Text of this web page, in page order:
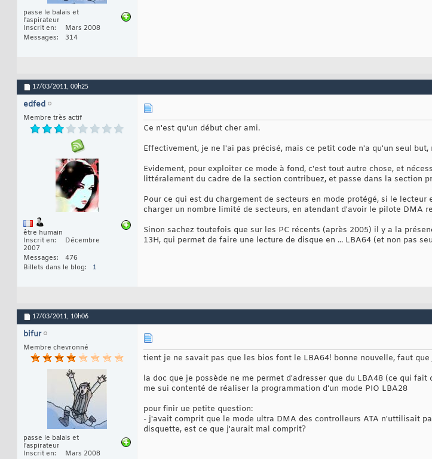
99
100
102
;.avl    =10h
;.db     =40h
;.baseh  =7
passe le balais et
l'aspirateur
Inscrit en
Mars 2008
Messages
314
17/03/2011, 00h25
edfed
Membre très actif
être humain
Inscrit en
Décembre
2007
Messages
476
Billets dans le blog
1
Ce n'est qu'un début cher ami.
Effectivement, je ne l'ai pas précisé, mais ce petit code n'a qu'un seul
Evidement, pour exploiter ce mode à fond, c'est tout autre chose, et
littéralement du cadre de la section contribuez, et passe dans la section
Pour ce qui est du chargement de secteurs en mode protégé, si le
charger un nombre limité de secteurs, en atendant d'avoir le pilote DMA
Sinon sachez toutefois que sur les PC récents (après 2005) il y a la
13H, qui permet de faire une lecture de disque en ... LBA64 (et non pas
17/03/2011, 10h06
bifur
Membre chevronné
passe le balais et
l'aspirateur
Inscrit en
Mars 2008
tient je ne savait pas que les bios font le LBA64! bonne nouvelle, faut
la doc que je possède ne me permet d'adresser que du LBA48 (ce qui
me sui contenté de réaliser la programmation d'un mode PIO LBA28
pour finir ue petite question:
- j'avait comprit que le mode ultra DMA des controlleurs ATA n'uttilisait
disquette, est ce que j'aurait mal comprit?